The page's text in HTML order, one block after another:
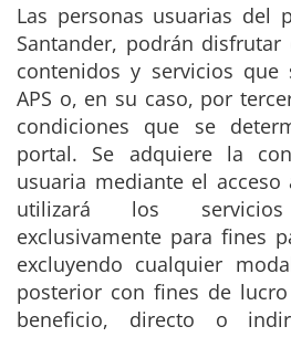
Las personas usuarias del
Santander, podrán
contenidos y servicios
APS o, en su caso, por
condiciones que se
portal. Se adquiere la
usuaria mediante el
utilizará los
exclusivamente para fines
excluyendo cualquier
posterior con fines de
beneficio, directo o